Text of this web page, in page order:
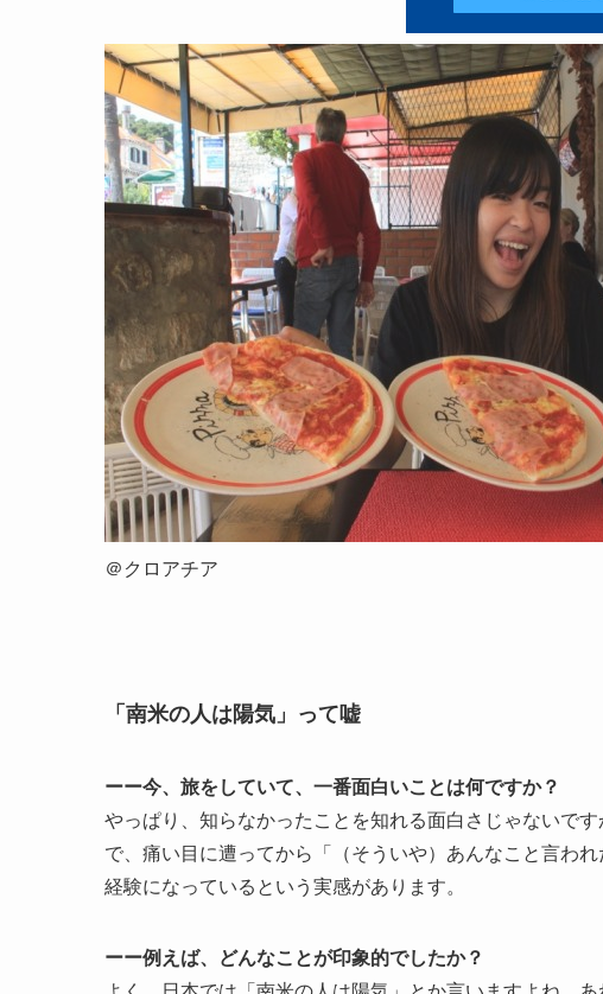
＠クロアチア
「南米の人は陽気」って嘘
ーー今、旅をしていて、一番面白いことは何ですか？
やっぱり、知らなかったことを知れる面白さじゃないで
で、痛い目に遭ってから「（そういや）あんなこと言わ
経験になっているという実感があります。
ーー例えば、どんなことが印象的でしたか？